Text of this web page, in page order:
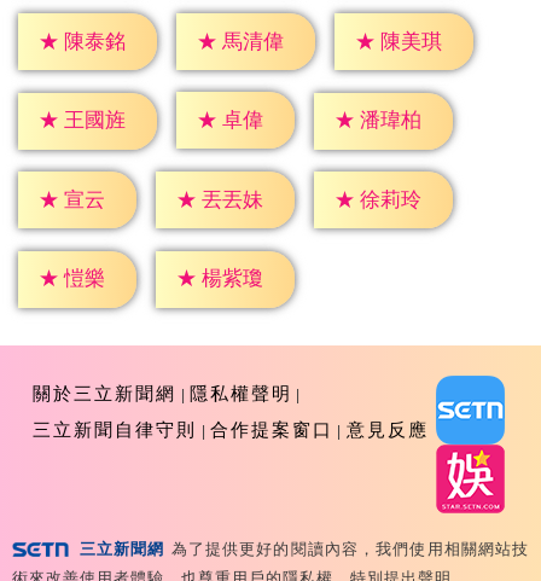
★ 陳泰銘 ★ 馬清偉 ★ 陳美琪
★ 王國旌 ★ 卓偉 ★ 潘瑋柏
★ 宣云 ★ 丟丟妹 ★ 徐莉玲
★ 愷樂 ★ 楊紫瓊
關於三立新聞網
隱私權聲明
三立新聞自律守則
合作提案窗口 意見反應
Copyright ©2026 Sanlih E-Television All Rights
三立新聞網 為了提供更好的閱讀內容，我們使用相關網站技
術來改善使用者體驗，也尊重用戶的隱私權，特別提出聲明。